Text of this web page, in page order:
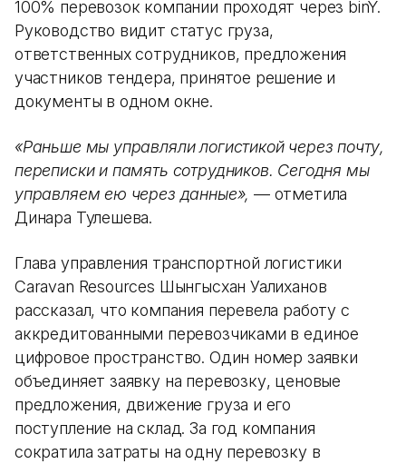
100% перевозок компании проходят через binY.
Руководство видит статус груза,
ответственных сотрудников, предложения
участников тендера, принятое решение и
документы в одном окне.
«Раньше мы управляли логистикой через почту,
переписки и память сотрудников. Сегодня мы
управляем ею через данные», — отметила
Динара Тулешева.
Глава управления транспортной логистики
Caravan Resources Шынгысхан Уалиханов
рассказал, что компания перевела работу с
аккредитованными перевозчиками в единое
цифровое пространство. Один номер заявки
объединяет заявку на перевозку, ценовые
предложения, движение груза и его
поступление на склад. За год компания
сократила затраты на одну перевозку в